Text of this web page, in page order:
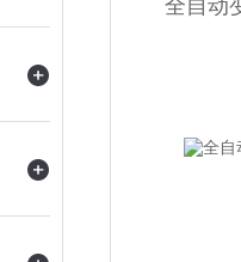
全自动